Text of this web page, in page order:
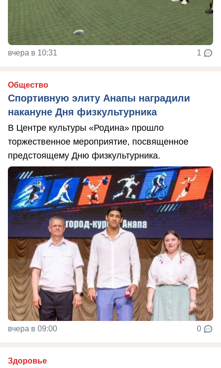
вчера в 10:31 1
Общество
Спортивную элиту Анапы наградили
накануне Дня физкультурника
В Центре культуры «Родина» прошло
торжественное мероприятие, посвященное
предстоящему Дню физкультурника.
вчера в 09:00 0
Здоровье